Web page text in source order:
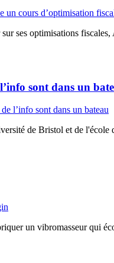
ses optimisations
sont dans un
de Bristol et de
un vibromasseur qui